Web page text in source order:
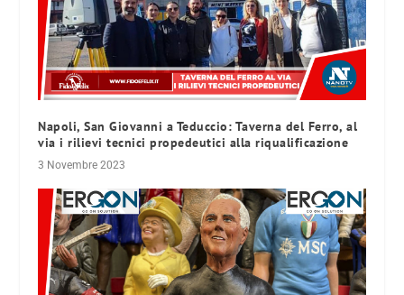
Napoli, San Giovanni a Teduccio: Taverna del Ferro, al
via i rilievi tecnici propedeutici alla riqualificazione
3 Novembre 2023